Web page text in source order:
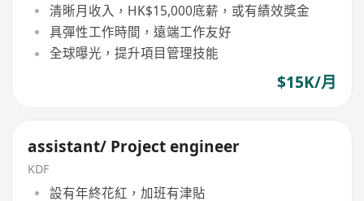
清晰月收入，HK$15,000底薪，或有績效獎金
具彈性工作時間，遠端工作友好
全球曝光，提升項目管理技能
$15K/月
assistant/ Project engineer
KDF
設有年終花紅，加班有津貼